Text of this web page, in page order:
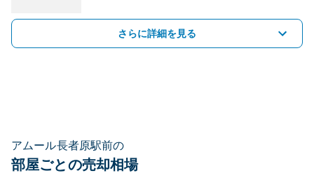
さらに詳細を見る
アムール長者原駅前の
部屋ごとの売却相場